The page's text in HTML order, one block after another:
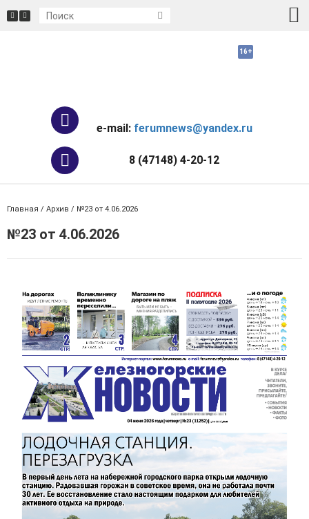
e-mail: ferumnews@yandex.ru
8 (47148) 4-20-12
Главная / Архив / №23 от 4.06.2026
№23 от 4.06.2026